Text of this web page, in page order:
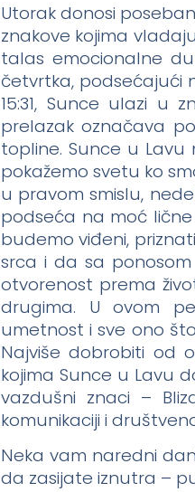
Utorak donosi
znakove kojima
talas emocionalne
četvrtka, podsećajući
15:31, Sunce ulazi u
prelazak označava
topline. Sunce u
pokažemo svetu ko
u pravom smislu,
podseća na moć
budemo viđeni,
srca i da sa
otvorenost prema
drugima. U ovom
umetnost i sve ono
Najviše dobrobiti od
kojima Sunce u Lavu
vazdušni znaci –
komunikaciji i
Neka vam naredni
da zasijate iznutra –